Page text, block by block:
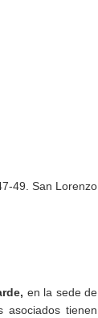
49. San Lorenzo
en la sede de
tienen